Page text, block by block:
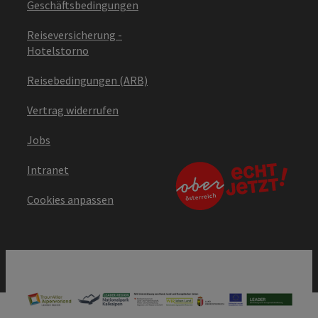
Geschäftsbedingungen
Reiseversicherung -
Hotelstorno
Reisebedingungen (ARB)
Vertrag widerrufen
Jobs
Intranet
Cookies anpassen